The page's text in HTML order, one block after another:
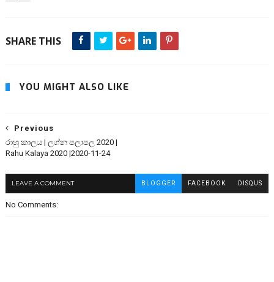
SHARE THIS
YOU MIGHT ALSO LIKE
Previous
රාහු කාලය | ලග්න පලාපල 2020 |
Rahu Kalaya 2020 |2020-11-24
LEAVE A COMMENT BLOGGER FACEBOOK DISQUS
No Comments: